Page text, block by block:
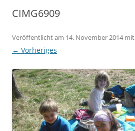
CIMG6909
Veröffentlicht am 14. November 2014mit
← Vorheriges